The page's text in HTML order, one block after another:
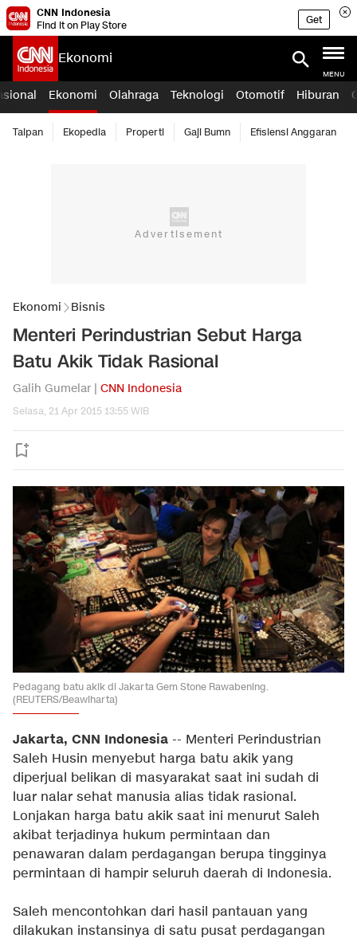
CNN Indonesia
Find it on Play Store
Get
Ekonomi
MENU
Ekonomi Olahraga Teknologi Otomotif Hiburan
Taipan Ekopedia Properti Gaji Bumn Efisiensi Anggaran
Ekonomi Bisnis
Menteri Perindustrian Sebut Harga
Batu Akik Tidak Rasional
Galih Gumelar | CNN Indonesia
Selasa, 21 Apr 2015 13:55 WIB
Pedagang batu akik di Jakarta Gem Stone Rawabening.
(REUTERS/Beawiharta)
Jakarta, CNN Indonesia -- Menteri Perindustrian
Saleh Husin menyebut harga batu akik yang
diperjual belikan di masyarakat saat ini sudah di
luar nalar sehat manusia alias tidak rasional.
Lonjakan harga batu akik saat ini menurut Saleh
akibat terjadinya hukum permintaan dan
penawaran dalam perdagangan berupa tingginya
permintaan di hampir seluruh daerah di Indonesia.
Saleh mencontohkan dari hasil pantauan yang
dilakukan instansinya di satu pusat perdagangan